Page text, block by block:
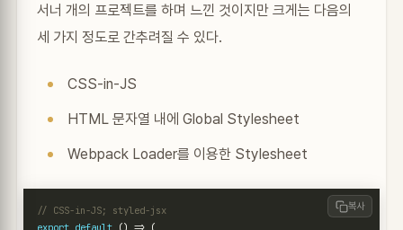
서너 개의 프로젝트를 하며 느낀 것이지만 크게는 다음의
세 가지 정도로 간추려질 수 있다.
CSS-in-JS
HTML 문자열 내에 Global Stylesheet
Webpack Loader를 이용한 Stylesheet
export default () => (
복사